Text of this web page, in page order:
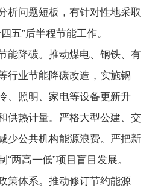
析问题短板，有针对性地采取
五”后半程节能工作。
能降碳。推动煤电、钢铁、有
行业节能降碳改造，实施锅
、照明、家电等设备更新升
供热计量。严格大型公建、交
少公共机构能源浪费。严把新
“两高一低”项目盲目发展。
策体系。推动修订节约能源